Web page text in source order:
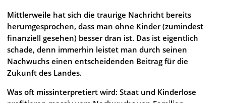
Mittlerweile hat sich die traurige Nachricht bereits
herumgesprochen, dass man ohne Kinder (zumindest
finanziell gesehen) besser dran ist. Das ist eigentlich
schade, denn immerhin leistet man durch seinen
Nachwuchs einen entscheidenden Beitrag für die
Zukunft des Landes.
Was oft missinterpretiert wird: Staat und Kinderlose